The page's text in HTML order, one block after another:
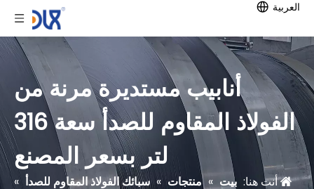
العربية
أنابيب مستديرة مرنة من
الفولاذ المقاوم للصدأ سعة 316
لتر بسعر المصنع
أنت هنا: بيت » منتجات » سبائك الفولاذ المقاوم للصدأ »